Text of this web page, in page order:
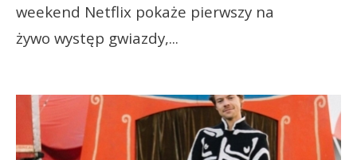
weekend Netflix pokaże pierwszy na
żywo występ gwiazdy,...